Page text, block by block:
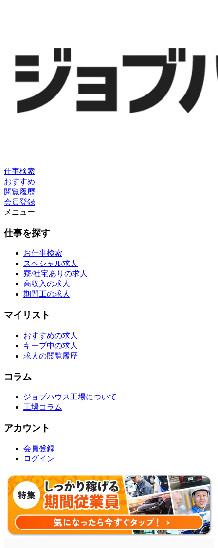
仕事検索
おすすめ
閲覧履歴
会員登録
メニュー
仕事を探す
お仕事検索
スペシャル求人
寮/社宅ありの求人
高収入の求人
期間工の求人
マイリスト
おすすめの求人
キープ中の求人
求人の閲覧履歴
コラム
ジョブハウス工場について
工場コラム
アカウント
会員登録
ログイン